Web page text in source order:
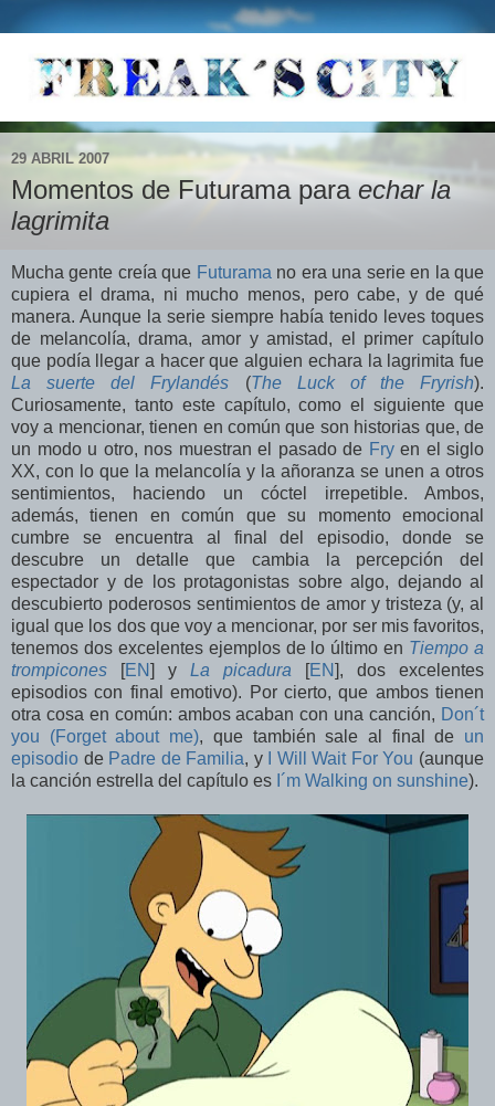
29 ABRIL 2007
Momentos de Futurama para echar la
lagrimita
Mucha gente creía que Futurama no era una serie en la que
cupiera el drama, ni mucho menos, pero cabe, y de qué
manera. Aunque la serie siempre había tenido leves toques
de melancolía, drama, amor y amistad, el primer capítulo
que podía llegar a hacer que alguien echara la lagrimita fue
La suerte del Frylandés (The Luck of the Fryrish).
Curiosamente, tanto este capítulo, como el siguiente que
voy a mencionar, tienen en común que son historias que, de
un modo u otro, nos muestran el pasado de Fryen el siglo
XX, con lo que la melancolía y la añoranza se unen a otros
sentimientos, haciendo un cóctel irrepetible. Ambos,
además, tienen en común que su momento emocional
cumbre se encuentra al final del episodio, donde se
descubre un detalle que cambia la percepción del
espectador y de los protagonistas sobre algo, dejando al
descubierto poderosos sentimientos de amor y tristeza (y, al
igual que los dos que voy a mencionar, por ser mis favoritos,
tenemos dos excelentes ejemplos de lo último en Tiempo a
trompicones [EN] y La picadura [EN], dos excelentes
episodios con final emotivo). Por cierto, que ambos tienen
otra cosa en común: ambos acaban con una canción, Don´t
you (Forget about me), que también sale al final de un
episodio de Padre de Familia, y I Will Wait For You (aunque
la canción estrella del capítulo es I´m Walking on sunshine).